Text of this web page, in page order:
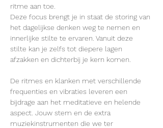
ritme aan toe.
Deze focus brengt je in staat de storing van
het dagelijkse denken weg te nemen en
innerlijke stilte te ervaren. Vanuit deze
stilte kan je zelfs tot diepere lagen
afzakken en dichterbij je kern komen.
De ritmes en klanken met verschillende
frequenties en vibraties leveren een
bijdrage aan het meditatieve en helende
aspect. Jouw stem en de extra
muziekinstrumenten die we ter